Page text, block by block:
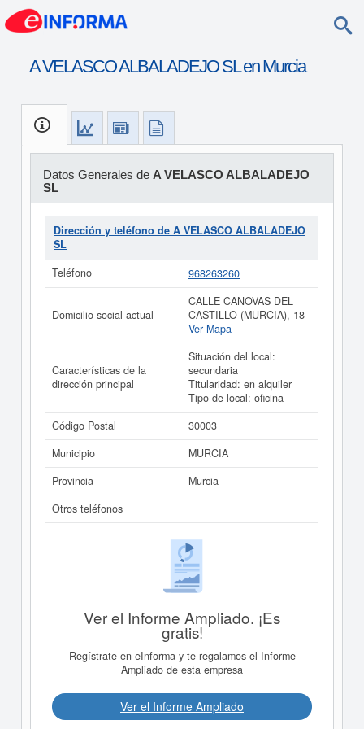
A VELASCO ALBALADEJO SL en Murcia
Datos Generales de A VELASCO ALBALADEJO
SL
Dirección y teléfono de A VELASCO ALBALADEJO
SL
Teléfono
968263260
Domicilio social actual
CALLE CANOVAS DEL
CASTILLO (MURCIA), 18
Ver Mapa
Características de la
dirección principal
Situación del local:
secundaria
Titularidad: en alquiler
Tipo de local: oficina
Código Postal
30003
Municipio
MURCIA
Provincia
Murcia
Otros teléfonos
Ver el Informe Ampliado. ¡Es
gratis!
Regístrate en eInforma y te regalamos el Informe
Ampliado de esta empresa
Ver el Informe Ampliado